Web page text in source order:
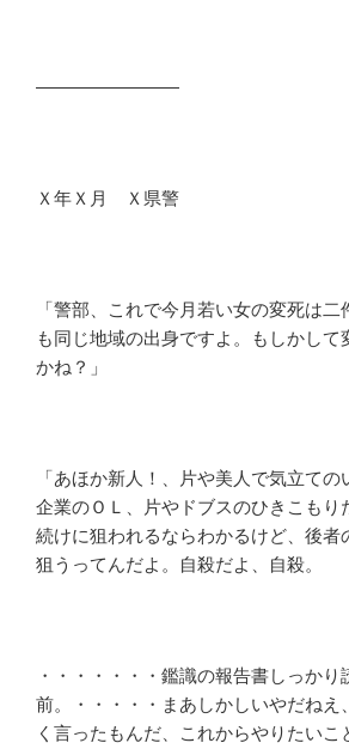
――――――――
Ｘ年Ｘ月 Ｘ県警
「警部、これで今月若い女の変死は
も同じ地域の出身ですよ。もしかして
かね？」
「あほか新人！、片や美人で気立て
企業のＯＬ、片やドブスのひきこもり
続けに狙われるならわかるけど、後者
狙うってんだよ。自殺だよ、自殺。
・・・・・・・鑑識の報告書しっかり
前。・・・・・まあしかしいやだねえ
く言ったもんだ、これからやりたいこ